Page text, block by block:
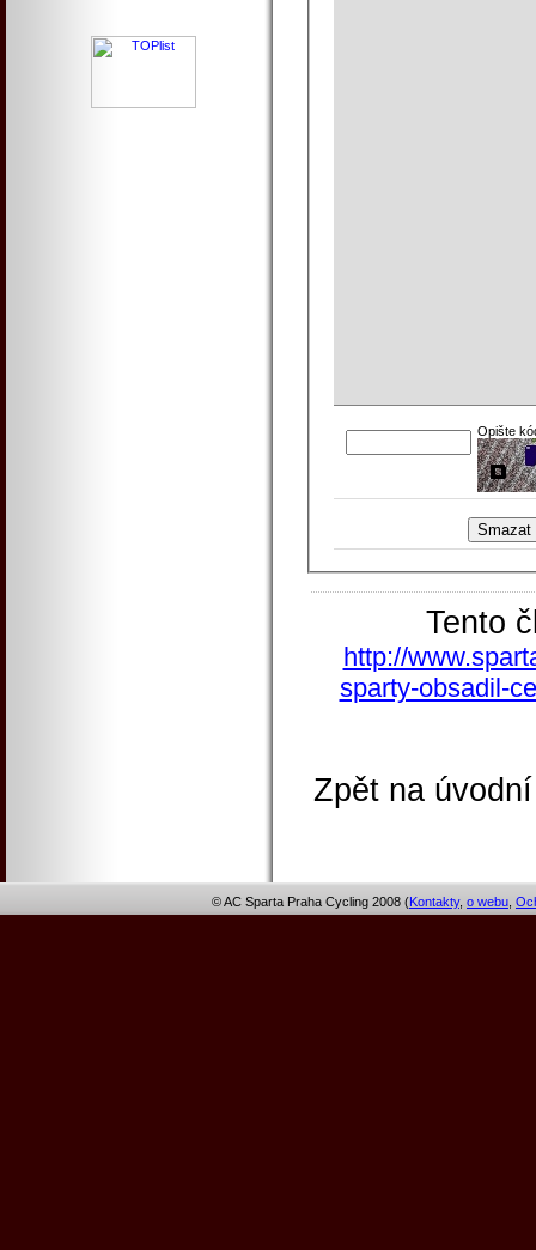
Opište
Tento
http://
sparty-obsadil-
Zpět na
© AC Sparta Praha Cycling 2008 (Kontakty, o webu